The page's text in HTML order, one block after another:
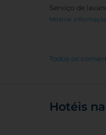
Serviço de
a desejar.
Mostrar
Todos os
Hotéis